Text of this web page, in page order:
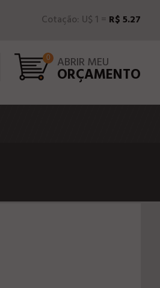
Cotação: U$ 1 = R$ 5.27
0 ABRIR MEU
ORÇAMENTO